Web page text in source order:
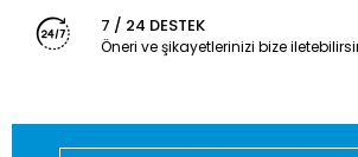
7 / 24 DESTEK
Öneri ve şikayetlerinizi bize